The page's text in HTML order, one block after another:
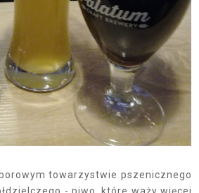
towarzystwie pszenicznego